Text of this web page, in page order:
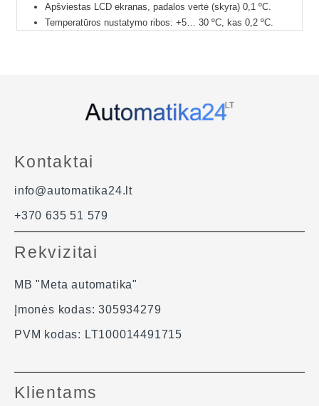
Apšviestas LCD ekranas, padalos vertė (skyra) 0,1 ºC.
Temperatūros nustatymo ribos: +5… 30 ºC, kas 0,2 ºC.
Galima tvirtinti ant sienos, arba su specialia atrama laikyti
termostatą ant paviršių.
Išmatavimai: 154 / 80 / 30 mm.
Kontaktai
info@automatika24.lt
+370 635 51 579
Rekvizitai
MB "Meta automatika"
Įmonės kodas: 305934279
PVM kodas: LT100014491715
Klientams